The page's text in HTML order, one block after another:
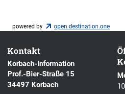
powered by open.destination.one
Kontakt
Korbach-Information
Prof.-Bier-Straße 15
34497 Korbach